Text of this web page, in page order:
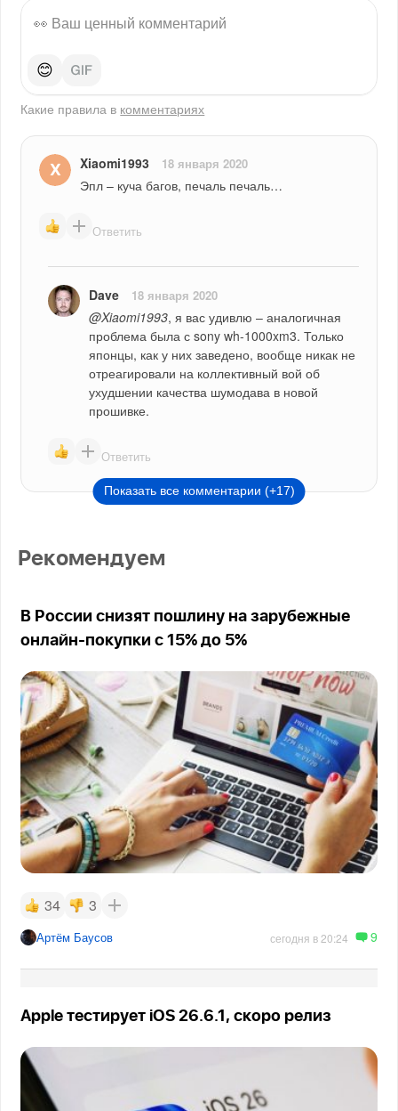
😊
Какие правила в комментариях
Xiaomi1993 18 января 2020
Эпл – куча багов, печаль печаль…
Ответить
Dave 18 января 2020
@Xiaomi1993, я вас удивлю – аналогичная
проблема была с sony wh-1000xm3. Только
японцы, как у них заведено, вообще никак не
отреагировали на коллективный вой об
ухудшении качества шумодава в новой
прошивке.
Ответить
Показать все комментарии (+17)
Рекомендуем
В России снизят пошлину на зарубежные
онлайн-покупки с 15% до 5%
34 3
Артём Баусов сегодня в 20:24 9
Apple тестирует iOS 26.6.1, скоро релиз